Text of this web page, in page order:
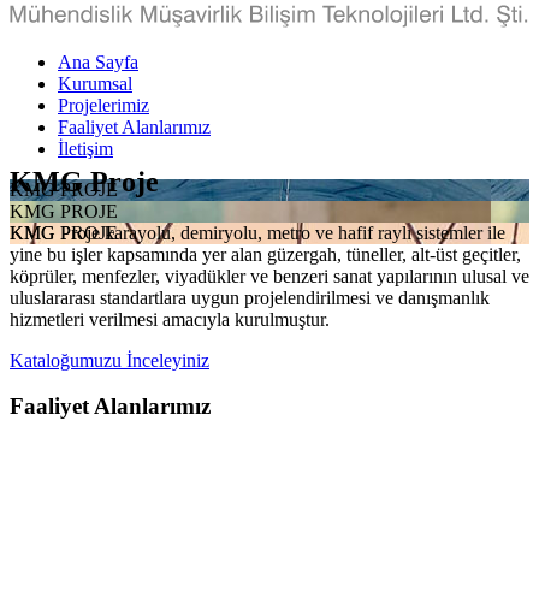
Ana Sayfa
Kurumsal
Projelerimiz
Faaliyet Alanlarımız
İletişim
KMG PROJE
KMG PROJE
KMG PROJE
KMG Proje
KMG Proje karayolu, demiryolu, metro ve hafif raylı sistemler ile
yine bu işler kapsamında yer alan güzergah, tüneller, alt-üst geçitler,
köprüler, menfezler, viyadükler ve benzeri sanat yapılarının ulusal ve
uluslararası standartlara uygun projelendirilmesi ve danışmanlık
hizmetleri verilmesi amacıyla kurulmuştur.
Kataloğumuzu İnceleyiniz
Faaliyet Alanlarımız